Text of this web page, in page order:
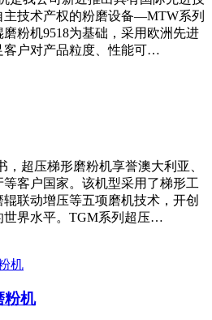
主技术产权的粉磨设备—MTW系列
粉机9518为基础，采用欧洲先进
客户对产品粒度、性能可…
，超压梯形磨粉机享誉澳大利亚、
客户国家。该机型采用了梯形工
联动增压等五项磨机技术，开创
世界水平。TGM系列超压…
粉机